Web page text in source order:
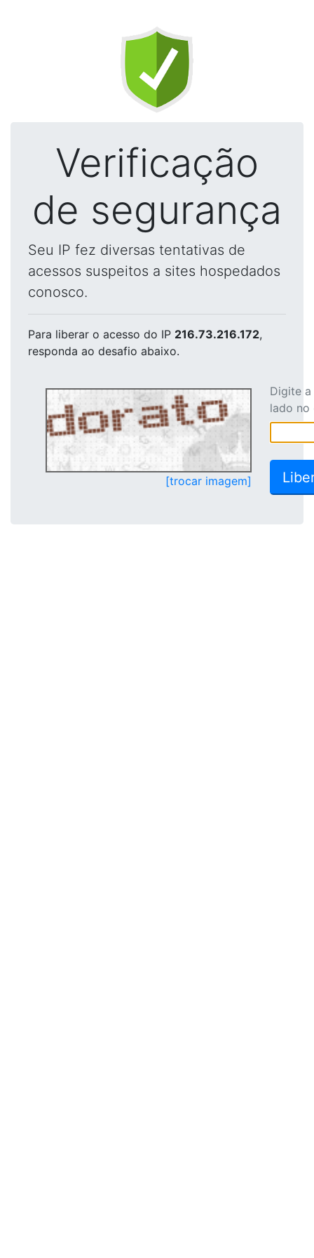
Verificação
de segurança
Seu IP fez diversas tentativas de
acessos suspeitos a sites hospedados
conosco.
Para liberar o acesso do IP 216.73.216.172,
responda ao desafio abaixo.
[trocar imagem]
Digite
lado no